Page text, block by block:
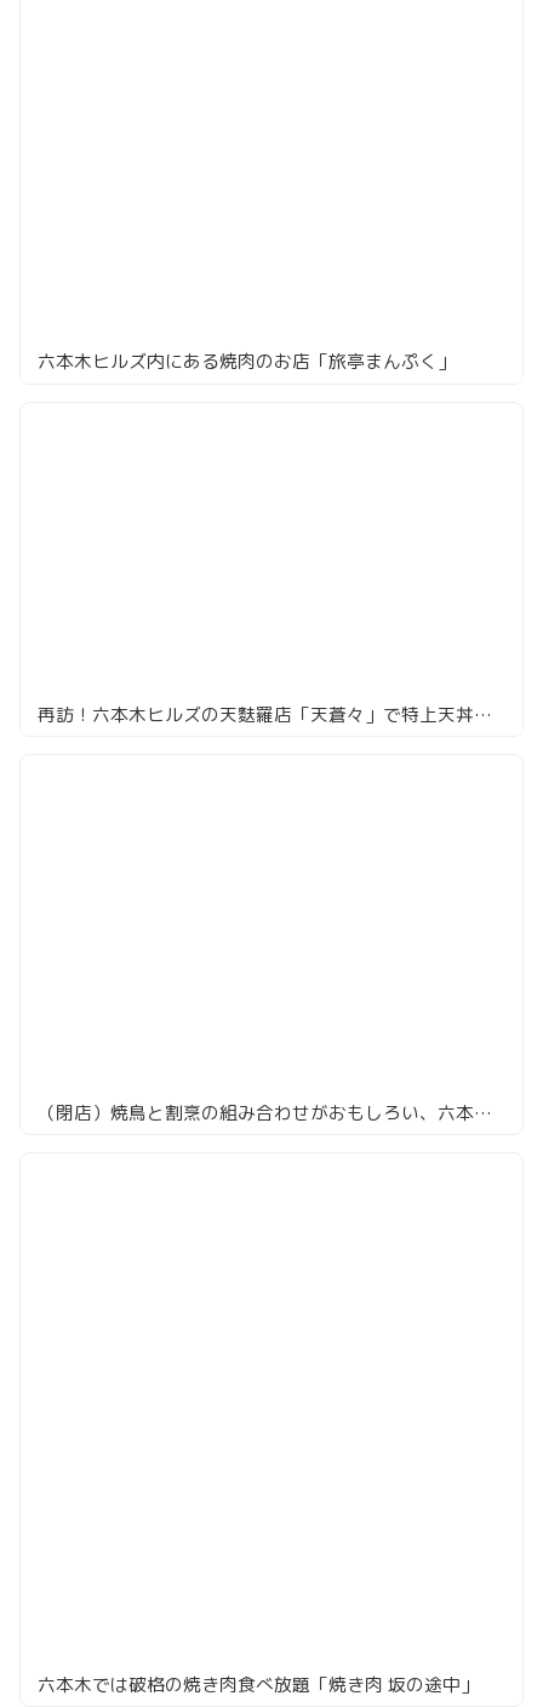
六本木ヒルズ内にある焼肉のお店「旅亭まんぷく」
再訪！六本木ヒルズの天麩羅店「天蒼々」で特上天丼を堪能！
（閉店）焼鳥と割烹の組み合わせがおもしろい、六本木「焼鳥カッポウ 鳥耀」
六本木では破格の焼き肉食べ放題「焼き肉 坂の途中」